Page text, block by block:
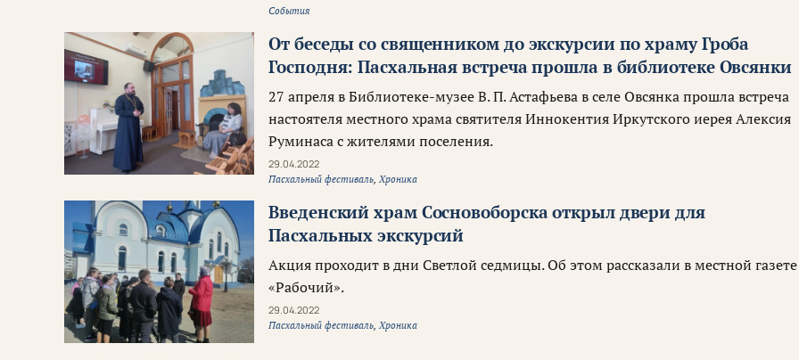
События
От беседы со священником до экскурсии по храму Гроба
Господня: Пасхальная встреча прошла в библиотеке Овсянки
27 апреля в Библиотеке-музее В. П. Астафьева в селе Овсянка прошла встреча
настоятеля местного храма святителя Иннокентия Иркутского иерея Алексия
Руминаса с жителями поселения.
29.04.2022
Пасхальный фестиваль,Хроника
Введенский храм Сосновоборска открыл двери для
Пасхальных экскурсий
Акция проходит в дни Светлой седмицы. Об этом рассказали в местной газете
«Рабочий».
29.04.2022
Пасхальный фестиваль,Хроника